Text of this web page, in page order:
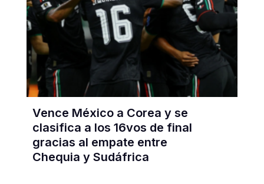
Vence México a Corea y se
clasifica a los 16vos de final
gracias al empate entre
Chequia y Sudáfrica